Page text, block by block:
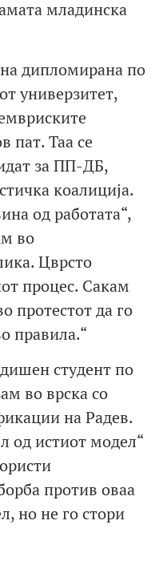
младинска
дипломирана по
универзитет,
пат. Таа се
за ПП-ДБ,
коалиција.
од работата“,
во
Цврсто
процес. Сакам
протестот да го
правила.“
студент по
во врска со
на Радев.
од истиот модел“
против оваа
но не го стори